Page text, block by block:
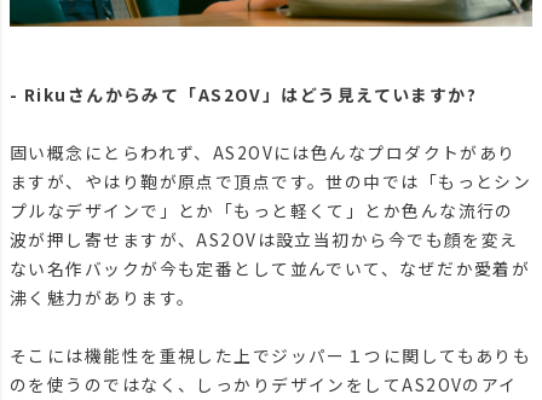
- Rikuさんからみて「AS2OV」はどう見えていますか?
固い概念にとらわれず、AS2OVには色んなプロダクトがあり
ますが、やはり鞄が原点で頂点です。世の中では「もっとシン
プルなデザインで」とか「もっと軽くて」とか色んな流行の
波が押し寄せますが、AS2OVは設立当初から今でも顔を変え
ない名作バックが今も定番として並んでいて、なぜだか愛着が
沸く魅力があります。
そこには機能性を重視した上でジッパー１つに関してもありも
のを使うのではなく、しっかりデザインをしてAS2OVのアイ